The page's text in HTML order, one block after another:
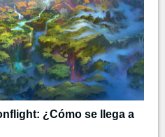
¿Cómo se llega a